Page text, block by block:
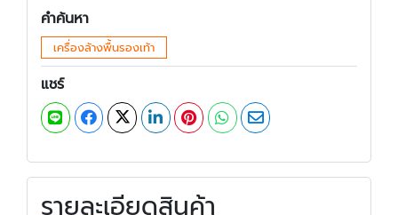
คำค้นหา
เครื่องล้างพื้นรองเท้า
แชร์
รายละเอียดสินค้า